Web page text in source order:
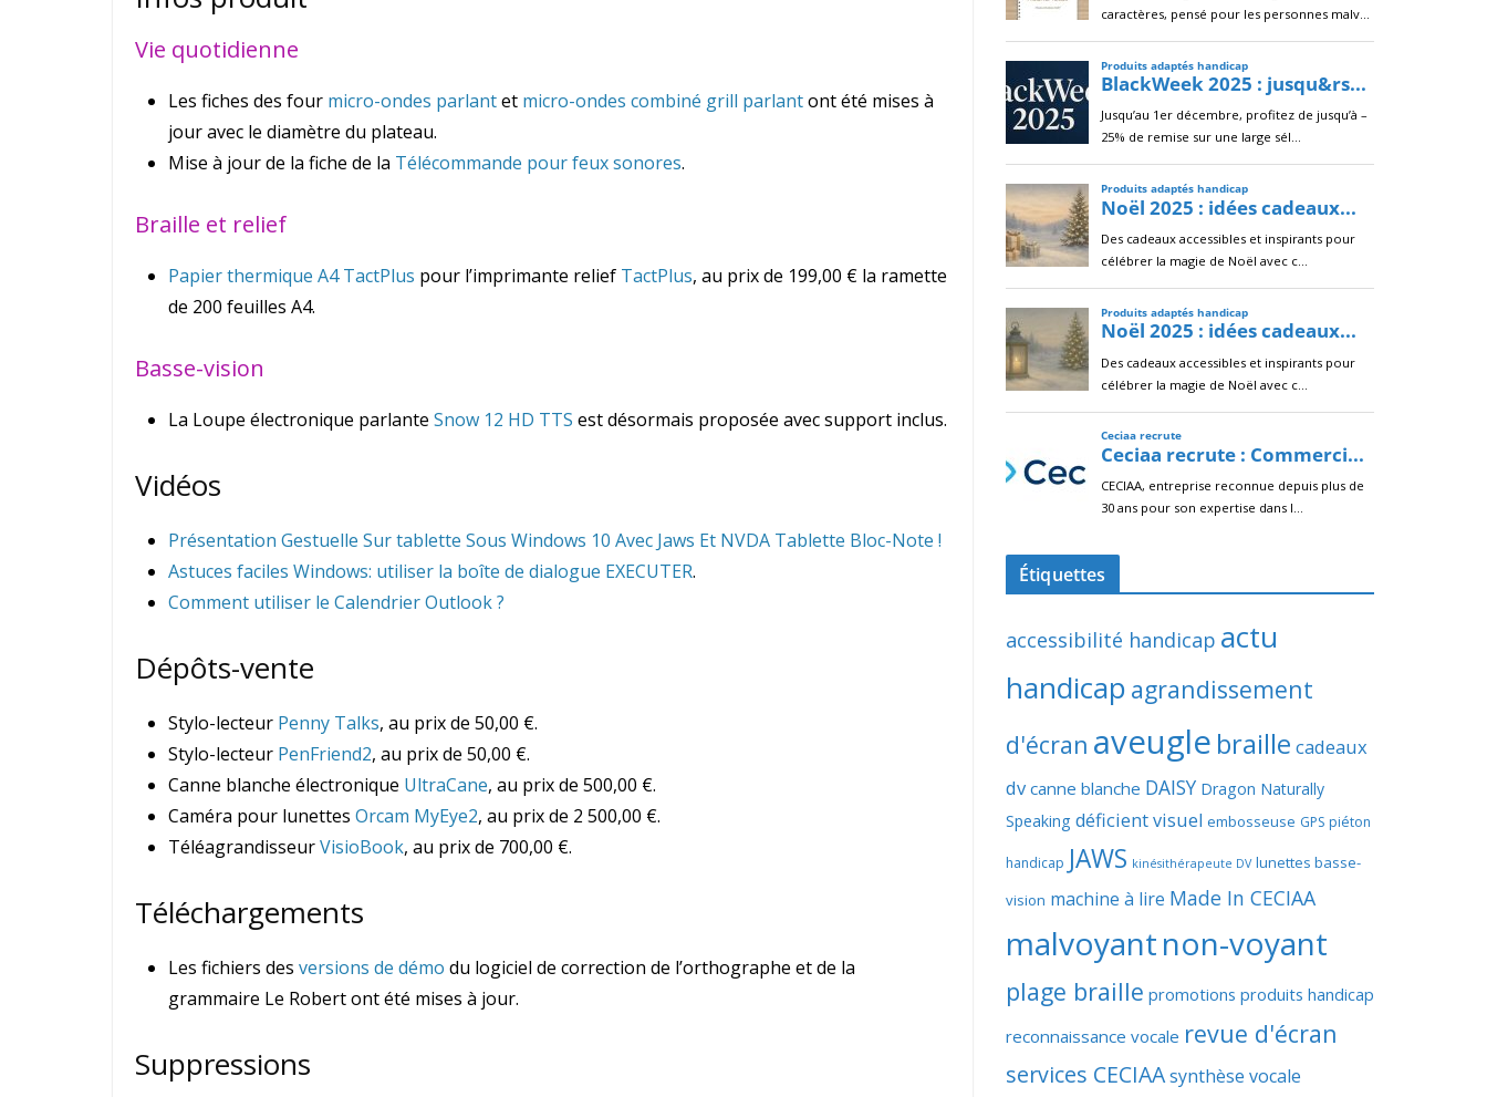
Vie quotidienne
Les fiches des four micro-ondes parlantet micro-ondes combiné grill parlantont été mises à
jour avec le diamètre du plateau.
Mise à jour de la fiche de la Télécommande pour feux sonores.
Braille et relief
Papier thermique A4 TactPlus pour l’imprimante relief TactPlus, au prix de 199,00 € la ramette
de 200 feuilles A4.
Basse-vision
La Loupe électronique parlante Snow 12 HD TTS est désormais proposée avec support inclus.
Vidéos
Présentation Gestuelle Sur tablette Sous Windows 10 Avec Jaws Et NVDA Tablette Bloc-Note !
Astuces faciles Windows: utiliser la boîte de dialogue EXECUTER.
Comment utiliser le Calendrier Outlook ?
Dépôts-vente
Stylo-lecteur Penny Talks, au prix de 50,00 €.
Stylo-lecteur PenFriend2, au prix de 50,00 €.
Canne blanche électronique UltraCane, au prix de 500,00 €.
Caméra pour lunettes Orcam MyEye2, au prix de 2 500,00 €.
TéléagrandisseurVisioBook, au prix de 700,00 €.
Téléchargements
Les fichiers des versions de démo du logiciel de correction de l’orthographe et de la
grammaire Le Robert ont été mises à jour.
Suppressions
s
Étiquettes
accessibilité handicap actu
handicap agrandissement
d'écran aveugle braille cadeaux
dv canne blanche DAISY Dragon Naturally
Speaking déficient visuel embosseuse GPS piéton
handicap JAWS kinésithérapeute DV lunettes basse-
vision machine à lire Made In CECIAA
malvoyantnon-voyant
plage braille promotions produits handicap
reconnaissance vocale revue d'écran
services CECIAAsynthèse vocale